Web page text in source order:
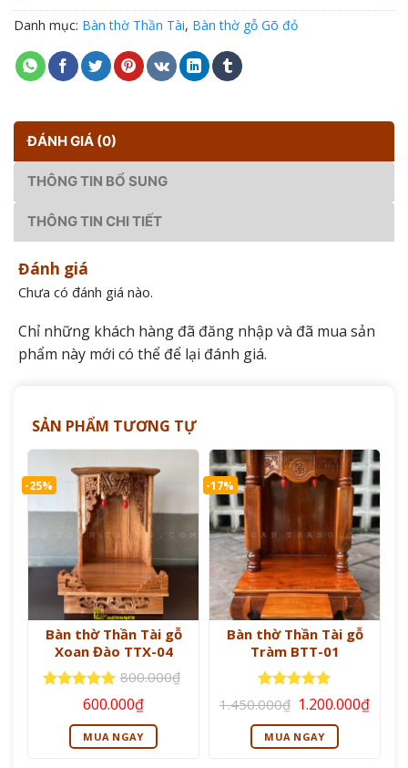
Danh mục: Bàn thờ Thần Tài, Bàn thờ gỗ Gõ đỏ
ĐÁNH GIÁ (0)
THÔNG TIN BỔ SUNG
THÔNG TIN CHI TIẾT
Đánh giá
Chưa có đánh giá nào.
Chỉ những khách hàng đã đăng nhập và đã mua sản
phẩm này mới có thể để lại đánh giá.
SẢN PHẨM TƯƠNG TỰ
-25%
Bàn thờ Thần Tài gỗ
Xoan Đào TTX-04
Được xếp
55
800.000₫
Giá
gốc
là:
800.000₫.
600.000₫Giá
tại
là:
MUA NGAY
-17%
Bàn thờ Thần Tài gỗ
Tràm BTT-01
Được xếp
hạng
5
sao
1.450.000₫ Giá
gốc
là:
1.450.000₫.
1.200.000₫Giá
MUA NGAY